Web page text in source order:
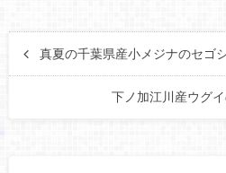
真夏の千葉県産小メジナのセゴ
下ノ加江川産ウグ